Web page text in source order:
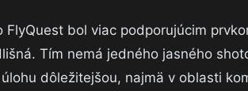
bol viac podporujúcim
Tím nemá jedného jasného
dôležitejšou, najmä v oblasti